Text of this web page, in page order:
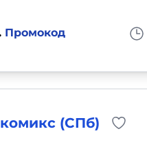
Промокод
(СПб)